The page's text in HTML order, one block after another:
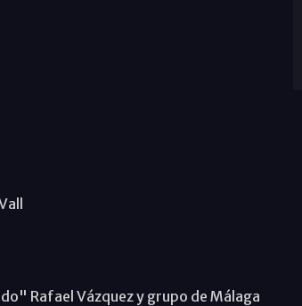
Rafael Vázquez y grupo de Málaga